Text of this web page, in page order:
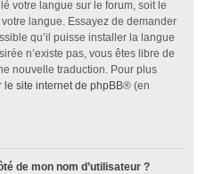
votre langue sur le forum, soit le
langue. Essayez de demander
qu’il puisse installer la langue
n’existe pas, vous êtes libre de
nouvelle traduction. Pour plus
le site internet de phpBB® (en
de mon nom d’utilisateur ?